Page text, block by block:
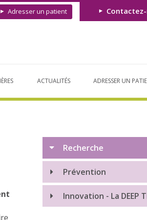
Adresser un patient
ACTUALITÉS ADRESSER UN
Recherche
Prévention
Innovation - La DEEP